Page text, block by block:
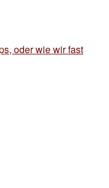
oder wie wir fast